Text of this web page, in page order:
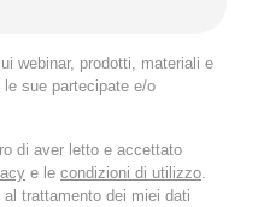
webinar, prodotti, materiali e
sue partecipate e/o
di aver letto e accettato
e le condizioni di utilizzo
trattamento dei miei dati